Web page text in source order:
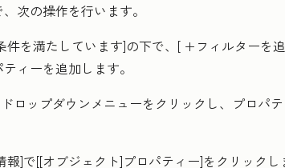
次の操作を行います。
件を満たしています]の下で、[ +フィルターを
ィーを追加します。
ドロップダウンメニューをクリックし、プロパ
報]で[[オブジェクト]プロパティー]をクリックし